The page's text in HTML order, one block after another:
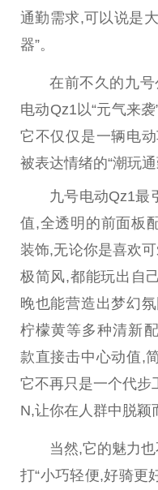
通勤需求,可以说是
器”。
在前不久的九
电动Qz1以“元气来
它不仅仅是一辆电
被表达情绪的“潮玩通
九号电动Qz1最
值,全透明的前面板
装饰,无论你是喜欢
极简风,都能玩出自
晚也能营造出梦幻
柠檬黄等多种清新
款直接击中心动值,
它不再只是一个代步
N,让你在人群中脱颖
当然,它的魅力
打“小巧轻便,好骑更